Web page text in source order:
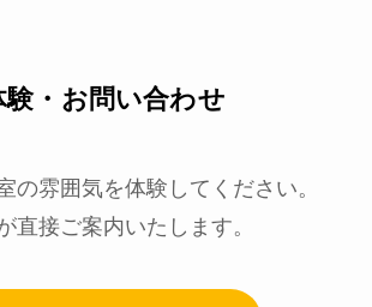
験・お問い合わせ
の雰囲気を体験してください。
直接ご案内いたします。